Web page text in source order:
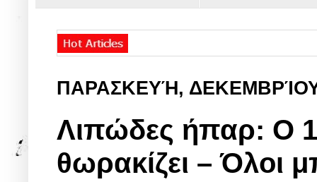
ΠΑΡΑΣΚΕΥΉ,
Λιπώδες ήπαρ: Ο
θωρακίζει – Όλοι